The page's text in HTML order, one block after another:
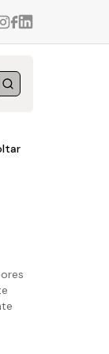
Buscar